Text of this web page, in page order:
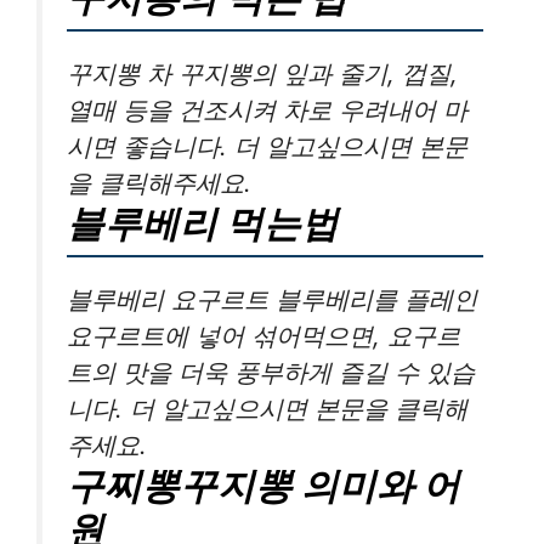
꾸지뽕 차 꾸지뽕의 잎과 줄기, 껍질,
열매 등을 건조시켜 차로 우려내어 마
시면 좋습니다. 더 알고싶으시면 본문
을 클릭해주세요.
블루베리 먹는법
블루베리 요구르트 블루베리를 플레인
요구르트에 넣어 섞어먹으면, 요구르
트의 맛을 더욱 풍부하게 즐길 수 있습
니다. 더 알고싶으시면 본문을 클릭해
주세요.
구찌뽕꾸지뽕 의미와 어
원